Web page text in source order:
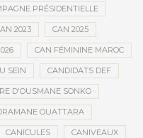
PRÉSIDENTIELLE
2023 CAN 2025
CAN FÉMININE MAROC
SEIN CANDIDATS DEF
D'OUSMANE SONKO
OUATTARA
CANICULES CANIVEAUX